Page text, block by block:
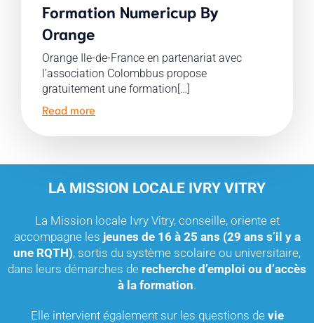
Formation Numericup By
Orange
Orange Ile-de-France en partenariat avec
l’association Colombbus propose
gratuitement une formation[…]
Read more
LA MISSION LOCALE IVRY VITRY
La Mission locale Ivry Vitry, conseille, oriente et
accompagne les jeunes de 16 à 25 ans (29 ans s’il y a
une RQTH), sortis du système scolaire ou universitaire,
dans leurs démarches de recherche d’emploi ou d’accès
à la formation.
Elle intervient également sur les questions de vie